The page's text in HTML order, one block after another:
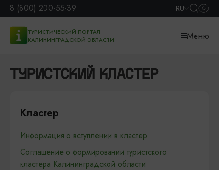
8 (800) 200-55-39 RU
ТУРИСТИЧЕСКИЙ ПОРТАЛ
КАЛИНИНГРАДСКОЙ ОБЛАСТИ
Меню
ТУРИСТСКИЙ КЛАСТЕР
Кластер
Информация о вступлении в кластер
Соглашение о формировании туристского
кластера Калининградской области